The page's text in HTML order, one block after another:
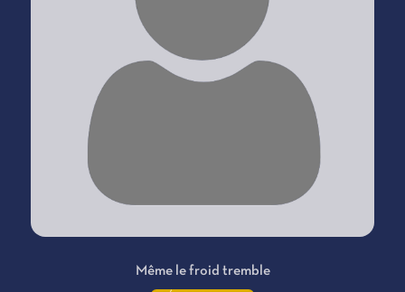
Même le froid tremble